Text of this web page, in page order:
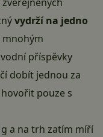
vydrží na jedno
příspěvky
dobít jednou za
pouze s
g a na trh zatím míří